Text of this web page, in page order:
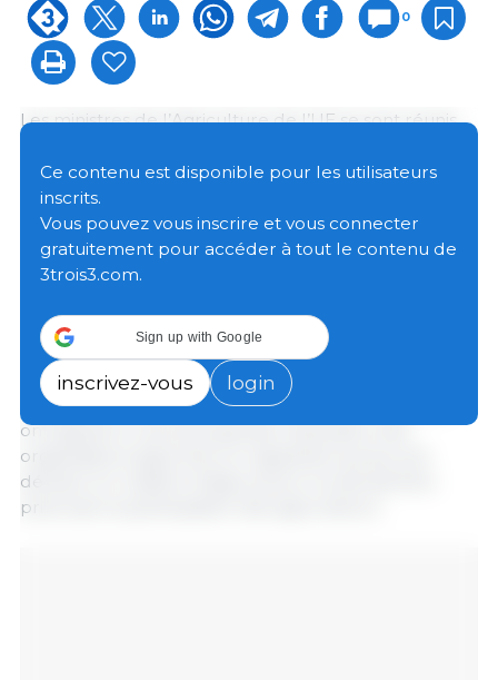
0
Les ministres de l’Agriculture de l’UE se sont réunis
et l’alimentation présentée par la Commission
européenne. Le Conseil a salué cette stratégie, en
soulignant l’importance du secteur agricole en tant
que secteur stratégique ainsi que la nécessité de le
rendre attractif pour les générations futures.
Le ministre polonais Czesław Siekierski a insisté sur la
nécessité de garantir une politique agricole
commune (PAC) dotée d’un financement adéquat et
reposant sur deux piliers. Par ailleurs, les ministres
ont appelé à une plus grande implication des
organisations agricoles, en rappelant qu’aucune
décision en matière d’agriculture ne devrait être
prise sans la participation des agriculteurs.
Ce contenu est disponible pour les utilisateurs
inscrits.
Vous pouvez vous inscrire et vous connecter
gratuitement pour accéder à tout le contenu de
3trois3.com.
Sign up with Google
inscrivez-vous login